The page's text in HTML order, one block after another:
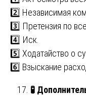
2️⃣ Независимая
3️⃣ Претензия по
4️⃣ Иск.
5️⃣ Ходатайство о
6️⃣ Взыскание
🧪